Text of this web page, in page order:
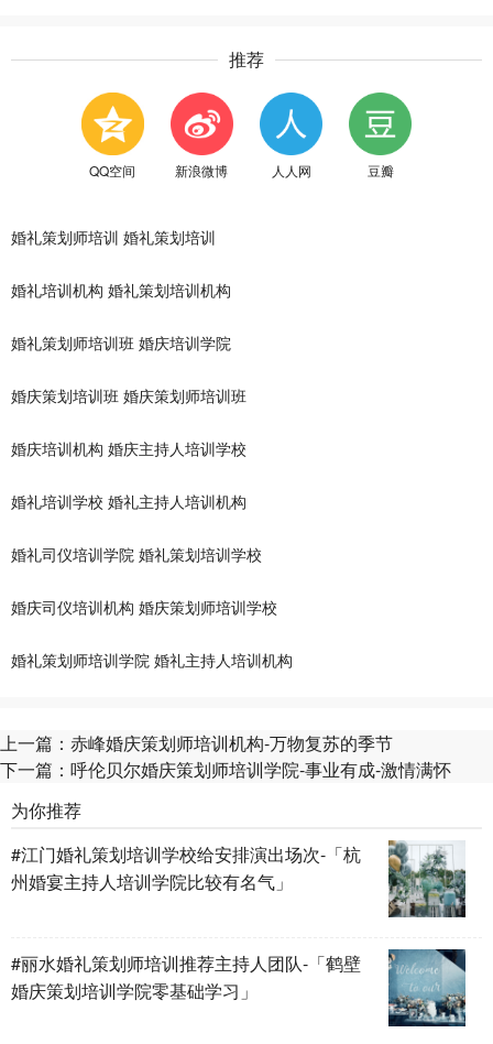
推荐
QQ空间 新浪微博 人人网 豆瓣
婚礼策划师培训 婚礼策划培训
婚礼培训机构 婚礼策划培训机构
婚礼策划师培训班 婚庆培训学院
婚庆策划培训班 婚庆策划师培训班
婚庆培训机构 婚庆主持人培训学校
婚礼培训学校 婚礼主持人培训机构
婚礼司仪培训学院 婚礼策划培训学校
婚庆司仪培训机构 婚庆策划师培训学校
婚礼策划师培训学院 婚礼主持人培训机构
上一篇： 赤峰婚庆策划师培训机构-万物复苏的季节
下一篇： 呼伦贝尔婚庆策划师培训学院-事业有成-激情满怀
为你推荐
#江门婚礼策划培训学校给安排演出场次-「杭
州婚宴主持人培训学院比较有名气」
#丽水婚礼策划师培训推荐主持人团队-「鹤壁
婚庆策划培训学院零基础学习」